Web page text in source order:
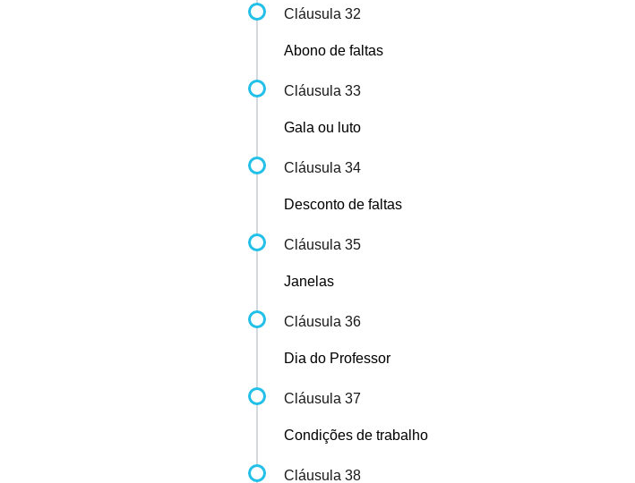
Cláusula 32
Abono de faltas
Cláusula 33
Gala ou luto
Cláusula 34
Desconto de faltas
Cláusula 35
Janelas
Cláusula 36
Dia do Professor
Cláusula 37
Condições de trabalho
Cláusula 38